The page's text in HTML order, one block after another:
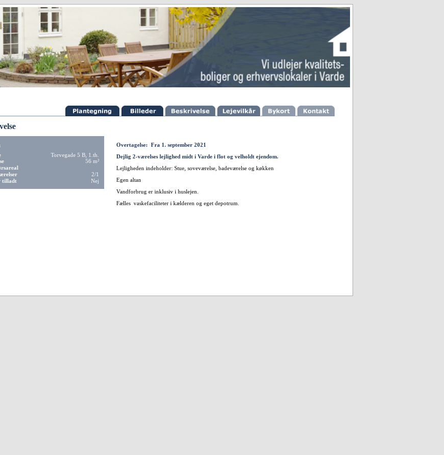
Torvegade 5 B, 1.th.
56 m²
2/1
tilladt
Nej
Overtagelse: Fra 1. september 2021
Dejlig 2-værelses lejlighed midt i Varde i flot og velholdt ejendom.
Lejligheden indeholder: Stue, soveværelse, badeværelse og køkken
Egen altan
Vandforbrug er inklusiv i huslejen.
Fælles vaskefaciliteter i kælderen og eget depotrum.